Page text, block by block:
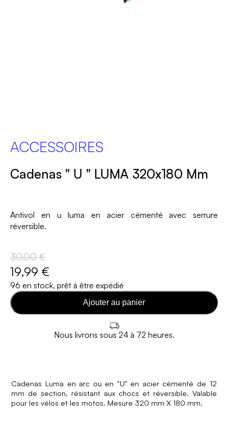
ACCESSOIRES
Cadenas " U " LUMA 320x180 Mm
Antivol en u luma en acier cémenté avec serrure
réversible.
30,00 €
19,99 €
96 en stock, prêt à être expédié
Ajouter au panier
Nous livrons sous 24 à 72 heures.
Cadenas Luma en arc ou en "U" en acier cémenté de 12
mm de section, résistant aux chocs et réversible. Valable
pour les vélos et les motos. Mesure 320 mm X 180 mm.